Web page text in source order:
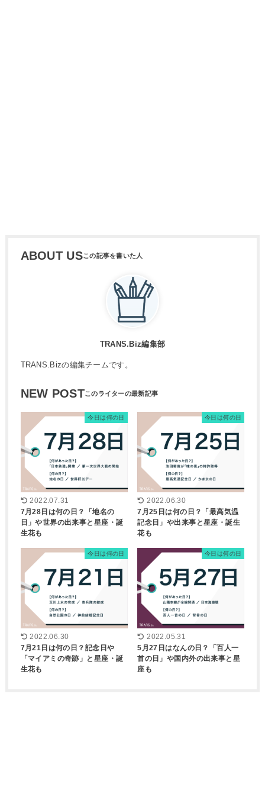
ABOUT US
TRANS.Biz編集部
TRANS.Bizの編集チームです。
NEW POST
今日は何の日
2022.07.31
7月28日は何の日？「地名の
日」や世界の出来事と星座・誕
生花も
今日は何の日
2022.06.30
7月25日は何の日？「最高気温
記念日」や出来事と星座・誕生
花も
今日は何の日
2022.06.30
7月21日は何の日？記念日や
「マイアミの奇跡」と星座・誕
生花も
今日は何の日
2022.05.31
5月27日はなんの日？「百人一
首の日」や国内外の出来事と星
座も